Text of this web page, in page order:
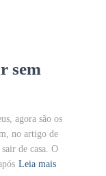
sem
agora são os
no artigo de
de casa. O
Leia mais